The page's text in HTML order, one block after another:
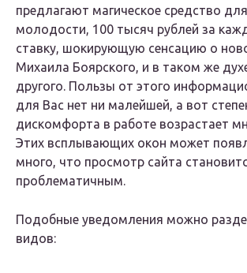
предлагают магическое средство
молодости, 100 тысяч рублей за
ставку, шокирующую сенсацию о
Михаила Боярского, и в таком же
другого. Пользы от этого
для Вас нет ни малейшей, а вот
дискомфорта в работе возрастает
Этих всплывающих окон может
много, что просмотр сайта
проблематичным.
Подобные уведомления можно
видов: